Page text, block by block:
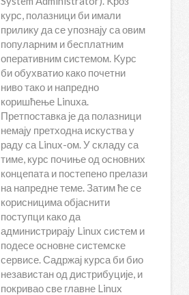
курс, полазници би имали
прилику да се упознају са овим
популарним и бесплатним
оперативним системом. Kурс
би обухватио како почетни
ниво тако и напредно
коришћење Linuxа.
Претпоставка је да полазници
немају претходна искуства у
раду са Linux-ом. У складу са
тиме, курс почиње од основних
концепата и постепено прелази
на напредне теме. Затим ће се
корисницима објаснити
поступци како да
администрирају Linux систем и
подесе основне системске
сервисе. Садржај курса би био
независтан од дистрибуције, и
покривао све главне Linux